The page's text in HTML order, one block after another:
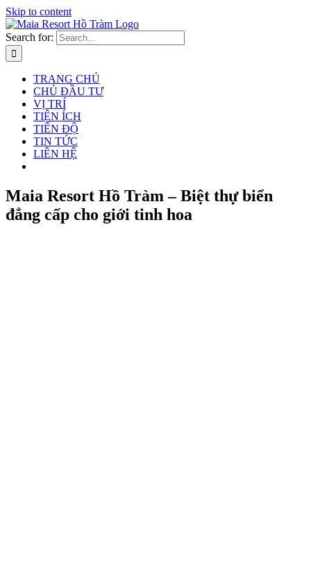
Skip to content
Search for:
TRANG CHỦ
CHỦ ĐẦU TƯ
VỊ TRÍ
TIỆN ÍCH
TIẾN ĐỘ
TIN TỨC
LIÊN HỆ
Maia Resort Hồ Tràm – Biệt thự biển
đẳng cấp cho giới tinh hoa